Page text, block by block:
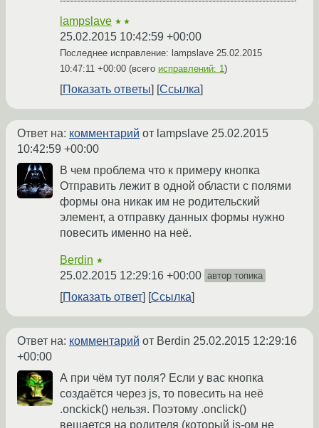
lampslave ★★
25.02.2015 10:42:59 +00:00
Последнее исправление: lampslave 25.02.2015
10:47:11 +00:00 (всего исправлений: 1)
Показать ответы Ссылка
Ответ на: комментарий от lampslave 25.02.2015
10:42:59 +00:00
В чем проблема что к примеру кнопка
Отправить лежит в одной области с полями
формы она никак им не родительский
элемент, а отправку данных формы нужно
повесить именно на неё.
Berdin ★
25.02.2015 12:29:16 +00:00 автор топика
Показать ответ Ссылка
Ответ на: комментарий от Berdin 25.02.2015 12:29:16
+00:00
А при чём тут поля? Если у вас кнопка
создаётся через js, то повесить на неё
.onckick() нельзя. Поэтому .onclick()
вешается на родителя (который js-ом не